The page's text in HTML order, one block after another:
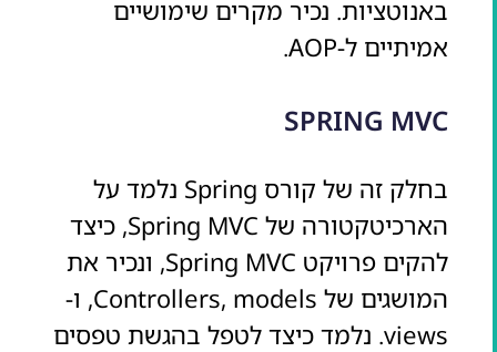
באנוטציות. נכיר מקרים שימושיים
אמיתיים ל-AOP.
SPRING MVC
בחלק זה של קורס Spring נלמד על
הארכיטקטורה של Spring MVC, כיצד
להקים פרויקט Spring MVC, ונכיר את
המושגים של Controllers, models, ו-
views. נלמד כיצד לטפל בהגשת טפסים